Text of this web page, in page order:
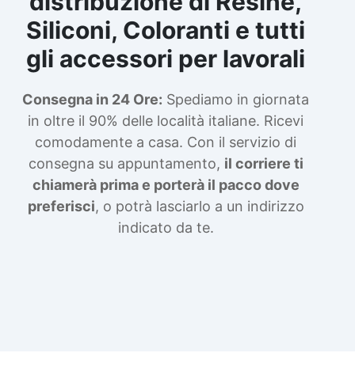
Siliconi, Coloranti e tutti
gli accessori per lavorali
Consegna in 24 Ore: Spediamo in giornata
in oltre il 90% delle località italiane. Ricevi
comodamente a casa. Con il servizio di
consegna su appuntamento, il corriere ti
chiamerà prima e porterà il pacco dove
preferisci, o potrà lasciarlo a un indirizzo
indicato da te.